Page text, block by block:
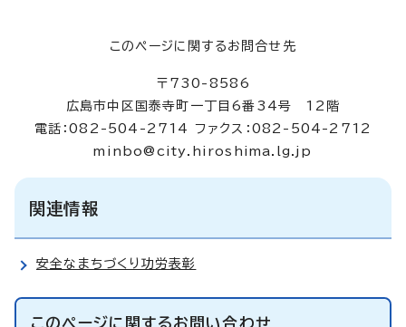
このページに関するお問合せ先
〒730-8586
広島市中区国泰寺町一丁目6番34号 12階
電話：082-504-2714 ファクス：082-504-2712
minbo@city.hiroshima.lg.jp
関連情報
安全なまちづくり功労表彰
このページに関するお問い合わせ